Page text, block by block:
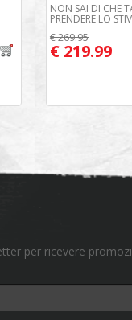
NON SAI DI CHE
PRENDERE LO
€ 269.95
€ 219.99
per ricevere